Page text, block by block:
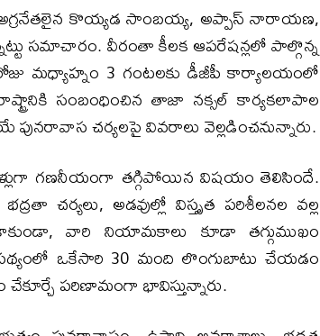
కొయ్యడ సాంబయ్య, అప్పాస్‌ నారాయణ,
సమాచారం. వీరంతా కీలక ఆపరేషన్లలో పాల్గొన్న
మధ్యాహ్నం 3 గంటలకు డీజీపీ కార్యాలయంలో
సంబంధించిన తాజా నక్సల్ కార్యకలాపాల
పునరావాస చర్యలపై వివరాలు వెల్లడించనున్నారు.
గణనీయంగా తగ్గిపోయిన విషయం తెలిసిందే.
చర్యలు, అడవుల్లో విస్తృత పరిశీలనల వల్ల
వారి నియామకాలు కూడా తగ్గుముఖం
ఒకేసారి 30 మంది లొంగుబాటు చేయడం
చేకూర్చే పరిణామంగా భావిస్తున్నారు.